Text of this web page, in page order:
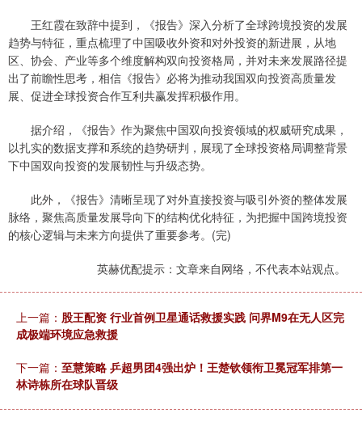
王红霞在致辞中提到，《报告》深入分析了全球跨境投资的发展
趋势与特征，重点梳理了中国吸收外资和对外投资的新进展，从地
区、协会、产业等多个维度解构双向投资格局，并对未来发展路径提
出了前瞻性思考，相信《报告》必将为推动我国双向投资高质量发
展、促进全球投资合作互利共赢发挥积极作用。
据介绍，《报告》作为聚焦中国双向投资领域的权威研究成果，
以扎实的数据支撑和系统的趋势研判，展现了全球投资格局调整背景
下中国双向投资的发展韧性与升级态势。
此外，《报告》清晰呈现了对外直接投资与吸引外资的整体发展
脉络，聚焦高质量发展导向下的结构优化特征，为把握中国跨境投资
的核心逻辑与未来方向提供了重要参考。(完)
英赫优配提示：文章来自网络，不代表本站观点。
上一篇： 股王配资 行业首例卫星通话救援实践 问界M9在无人区完
成极端环境应急救援
下一篇： 至慧策略 乒超男团4强出炉！王楚钦领衔卫冕冠军排第一
林诗栋所在球队晋级